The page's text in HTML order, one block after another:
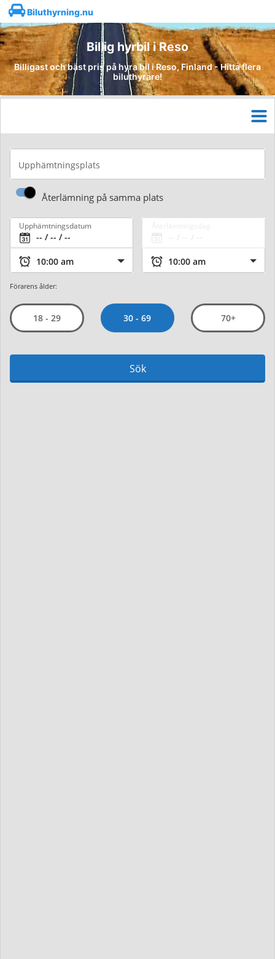
Biluthyrning.nu
Billig hyrbil i Reso
Billigast och bäst pris på hyra bil i Reso, Finland - Hitta flera
biluthyrare!
Upphämtningsplats
Återlämning på samma plats
Upphämtningsdatum
Förarens ålder:
18 - 29 30 - 69 70+
Sök